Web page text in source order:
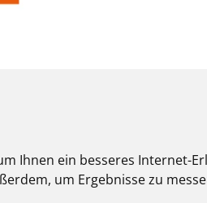
Ihnen ein besseres Internet-
um Ergebnisse zu